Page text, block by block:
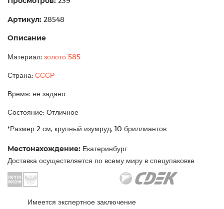
Артикул: 28548
Описание
Материал: золото 585
Страна: СССР
Время: не задано
Состояние: Отличное
*Размер 2 см, крупный изумруд, 10 бриллиантов
Местонахождение: Екатеринбург
Доставка осуществляется по всему миру в спецупаковке
Имеется экспертное заключение